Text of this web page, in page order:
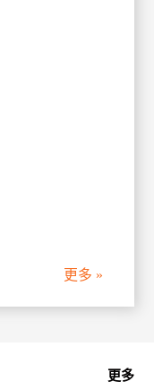
更多 »
更多